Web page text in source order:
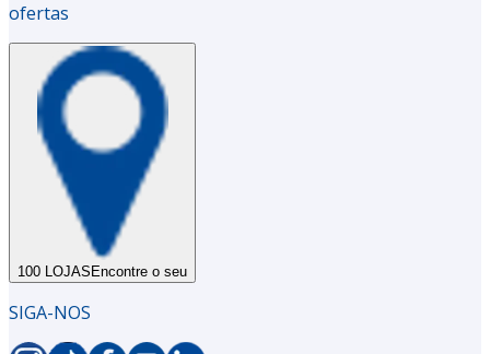
ofertas
100 LOJAS Encontre o seu
SIGA-NOS